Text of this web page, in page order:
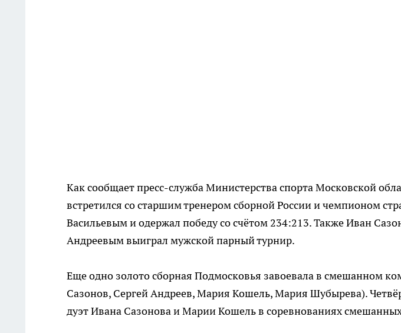
Как сообщает пресс-служба Министерства спорта Московской
встретился со старшим тренером сборной России и чемпионом
Васильевым и одержал победу со счётом 234:213. Также Иван
Андреевым выиграл мужской парный турнир.
Еще одно золото сборная Подмосковья завоевала в смешанном
Сазонов, Сергей Андреев, Мария Кошель, Мария Шубырева).
дуэт Ивана Сазонова и Марии Кошель в соревнованиях